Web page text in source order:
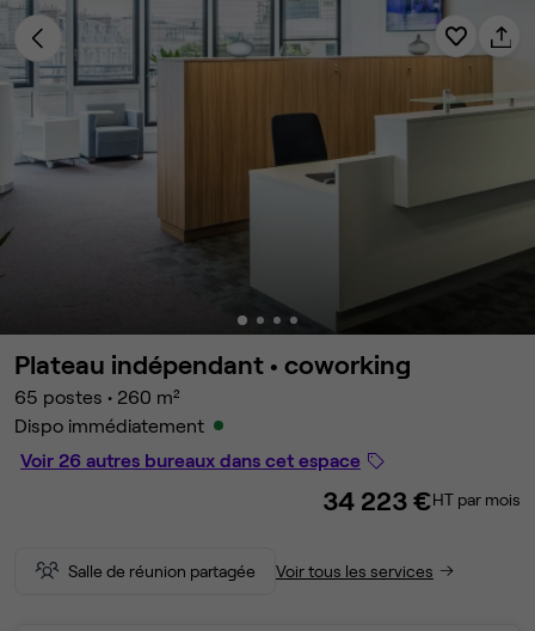
Plateau indépendant • coworking
65 postes • 260 m²
Dispo immédiatement
Voir 26 autres bureaux dans cet espace
34 223 €HT par mois
Salle de réunion partagée Voir tous les services